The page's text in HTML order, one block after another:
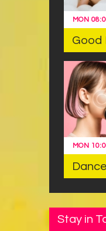
MON
Good
MON
Stay in